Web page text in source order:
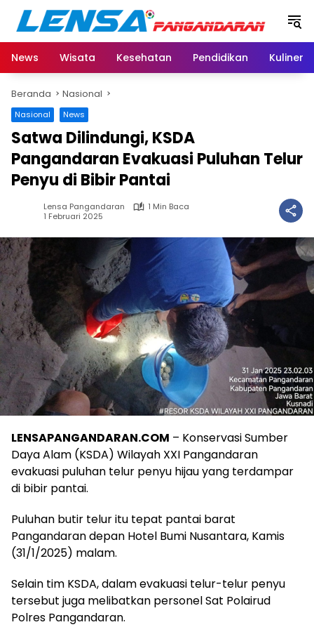
Langsung
konten
News
Wisata Kesehatan Pendidikan Kuliner
Beranda Nasional
Nasional News
Satwa Dilindungi, KSDA
Pangandaran Evakuasi Puluhan Telur
Penyu di Bibir Pantai
Lensa Pangandaran
1 Min Baca
1 Februari 2025
LENSAPANGANDARAN.COM – Konservasi Sumber
Daya Alam (KSDA) Wilayah XXI Pangandaran
evakuasi puluhan telur penyu hijau yang terdampar
di bibir pantai.
Puluhan butir telur itu tepat pantai barat
Pangandaran depan Hotel Bumi Nusantara, Kamis
(31/1/2025) malam.
Selain tim KSDA, dalam evakuasi telur-telur penyu
tersebut juga melibatkan personel Sat Polairud
Polres Pangandaran.